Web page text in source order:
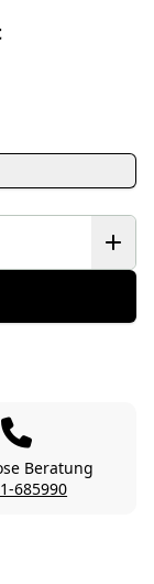
Beratung
685990